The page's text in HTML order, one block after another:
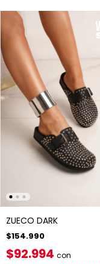
ZUECO DARK
$154.990
$92.994 con